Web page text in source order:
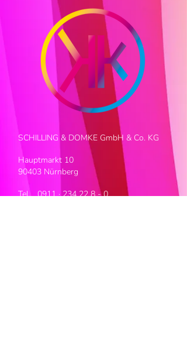
SCHILLING & DOMKE GmbH & Co. KG
Hauptmarkt 10
90403 Nürnberg
Tel. 0911 ·234 22 8 - 0